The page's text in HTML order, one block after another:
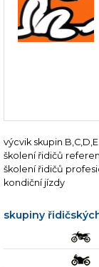
výcvik skupin B,C,D,E
školení řidičů
školení řidičů
kondiční jízdy
skupiny